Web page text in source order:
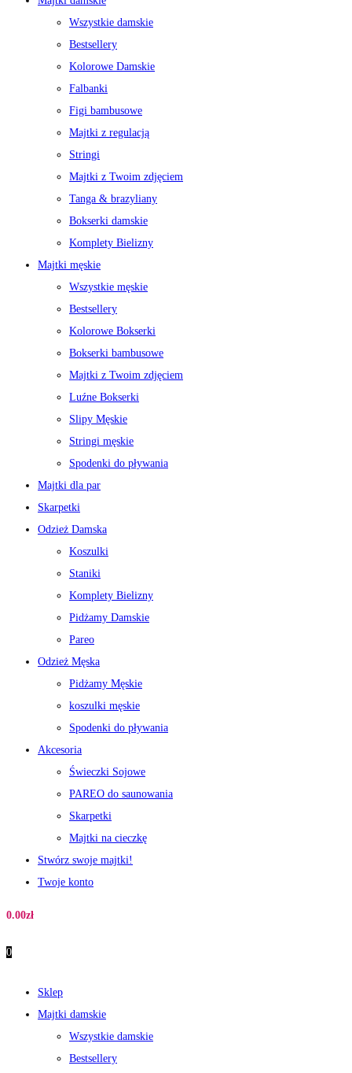
Wszystkie damskie
Bestsellery
Kolorowe Damskie
Falbanki
Figi bambusowe
Majtki z regulacją
Stringi
Majtki z Twoim zdjęciem
Tanga & brazyliany
Bokserki damskie
Komplety Bielizny
Majtki męskie
Wszystkie męskie
Bestsellery
Kolorowe Bokserki
Bokserki bambusowe
Majtki z Twoim zdjęciem
Luźne Bokserki
Slipy Męskie
Stringi męskie
Spodenki do pływania
Majtki dla par
Skarpetki
Odzież Damska
Koszulki
Staniki
Komplety Bielizny
Pidżamy Damskie
Pareo
Odzież Męska
Pidżamy Męskie
koszulki męskie
Spodenki do pływania
Akcesoria
Świeczki Sojowe
PAREO do saunowania
Skarpetki
Majtki na cieczkę
Stwórz swoje majtki!
Twoje konto
0.00zł
0
Sklep
Majtki damskie
Wszystkie damskie
Bestsellery